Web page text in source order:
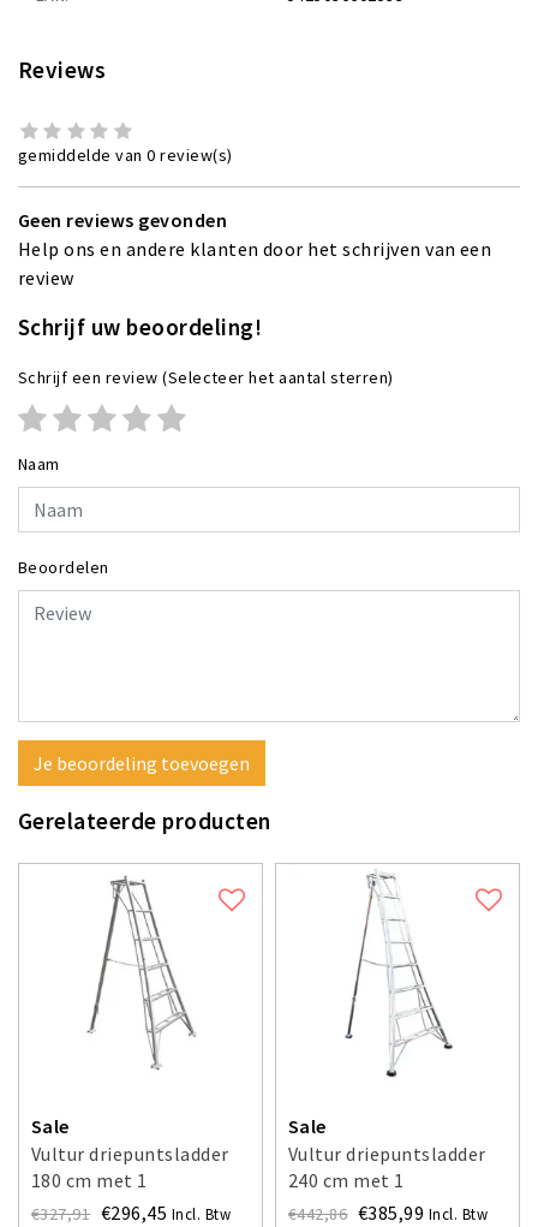
Reviews
gemiddelde van 0 review(s)
Geen reviews gevonden
Help ons en andere klanten door het schrijven van een
review
Schrijf uw beoordeling!
Schrijf een review (Selecteer het aantal sterren)
Naam
Beoordelen
Je beoordeling toevoegen
Gerelateerde producten
Sale
Vultur driepuntsladder
180 cm met 1
verstelbaar been
€327,91 €296,45 Incl. Btw
Sale
Vultur driepuntsladder
240 cm met 1
verstelbaar been
€442,86 €385,99 Incl. Btw